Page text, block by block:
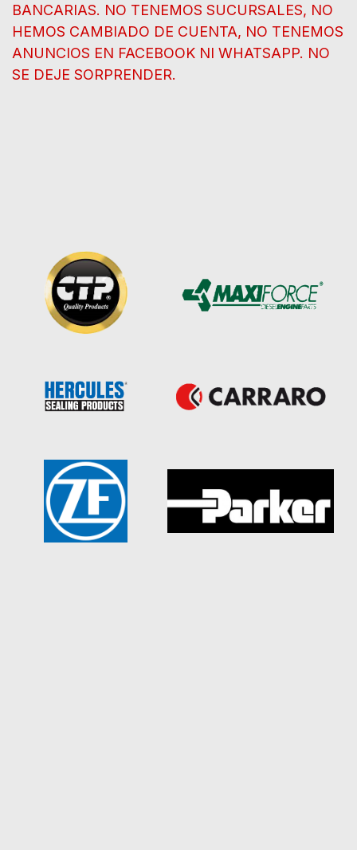
BANCARIAS. NO TENEMOS SUCURSALES, NO
HEMOS CAMBIADO DE CUENTA, NO TENEMOS
ANUNCIOS EN FACEBOOK NI WHATSAPP. NO
SE DEJE SORPRENDER.